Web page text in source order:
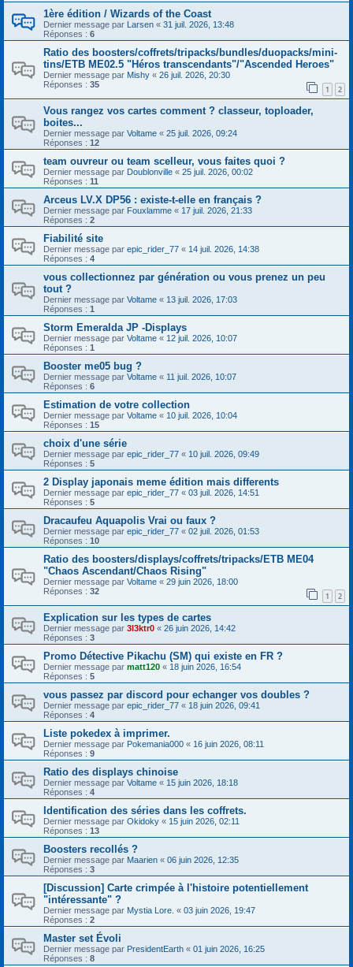
1ère édition / Wizards of the Coast
Dernier message par Larsen « 31 juil. 2026, 13:48
Réponses : 6
Ratio des boosters/coffrets/tripacks/bundles/duopacks/mini-
tins/ETB ME02.5 "Héros transcendants"/"Ascended Heroes"
Dernier message par Mishy « 26 juil. 2026, 20:30
Réponses : 35 1 2
Vous rangez vos cartes comment ? classeur, toploader,
boites...
Dernier message par Voltame « 25 juil. 2026, 09:24
Réponses : 12
team ouvreur ou team scelleur, vous faites quoi ?
Dernier message par Doublonville « 25 juil. 2026, 00:02
Réponses : 11
Arceus LV.X DP56 : existe-t-elle en français ?
Dernier message par Fouxlamme « 17 juil. 2026, 21:33
Réponses : 2
Fiabilité site
Dernier message par epic_rider_77 « 14 juil. 2026, 14:38
Réponses : 4
vous collectionnez par génération ou vous prenez un peu
tout ?
Dernier message par Voltame « 13 juil. 2026, 17:03
Réponses : 1
Storm Emeralda JP -Displays
Dernier message par Voltame « 12 juil. 2026, 10:07
Réponses : 1
Booster me05 bug ?
Dernier message par Voltame « 11 juil. 2026, 10:07
Réponses : 6
Estimation de votre collection
Dernier message par Voltame « 10 juil. 2026, 10:04
Réponses : 15
choix d'une série
Dernier message par epic_rider_77 « 10 juil. 2026, 09:49
Réponses : 5
2 Display japonais meme édition mais differents
Dernier message par epic_rider_77 « 03 juil. 2026, 14:51
Réponses : 5
Dracaufeu Aquapolis Vrai ou faux ?
Dernier message par epic_rider_77 « 02 juil. 2026, 01:53
Réponses : 10
Ratio des boosters/displays/coffrets/tripacks/ETB ME04
"Chaos Ascendant/Chaos Rising"
Dernier message par Voltame « 29 juin 2026, 18:00
Réponses : 32 1 2
Explication sur les types de cartes
Dernier message par 3l3ktr0 « 26 juin 2026, 14:42
Réponses : 3
Promo Détective Pikachu (SM) qui existe en FR ?
Dernier message par matt120 « 18 juin 2026, 16:54
Réponses : 5
vous passez par discord pour echanger vos doubles ?
Dernier message par epic_rider_77 « 18 juin 2026, 09:41
Réponses : 4
Liste pokedex à imprimer.
Dernier message par Pokemania000 « 16 juin 2026, 08:11
Réponses : 9
Ratio des displays chinoise
Dernier message par Voltame « 15 juin 2026, 18:18
Réponses : 4
Identification des séries dans les coffrets.
Dernier message par Okidoky « 15 juin 2026, 02:11
Réponses : 13
Boosters recollés ?
Dernier message par Maarien « 06 juin 2026, 12:35
Réponses : 3
[Discussion] Carte crimpée à l'histoire potentiellement
"intéressante" ?
Dernier message par Mystia Lore. « 03 juin 2026, 19:47
Réponses : 2
Master set Évoli
Dernier message par PresidentEarth « 01 juin 2026, 16:25
Réponses : 8